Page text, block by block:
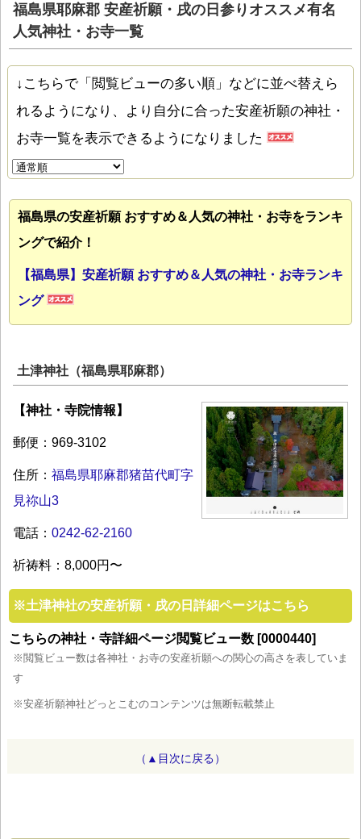
福島県耶麻郡 安産祈願・戌の日参りオススメ有名
人気神社・お寺一覧
↓こちらで「閲覧ビューの多い順」などに並べ替えら
れるようになり、より自分に合った安産祈願の神社・
お寺一覧を表示できるようになりました
福島県の安産祈願 おすすめ＆人気の神社・お寺をランキ
ングで紹介！
【福島県】安産祈願 おすすめ＆人気の神社・お寺ランキ
ング
土津神社（福島県耶麻郡）
【神社・寺院情報】
郵便：969-3102
住所： 福島県耶麻郡猪苗代町字
見祢山3
電話： 0242-62-2160
祈祷料：8,000円〜
※土津神社の安産祈願・戌の日詳細ページはこちら
こちらの神社・寺詳細ページ閲覧ビュー数 [0000440]
※閲覧ビュー数は各神社・お寺の安産祈願への関心の高さを表していま
す
※安産祈願神社どっとこむのコンテンツは無断転載禁止
（▲目次に戻る）